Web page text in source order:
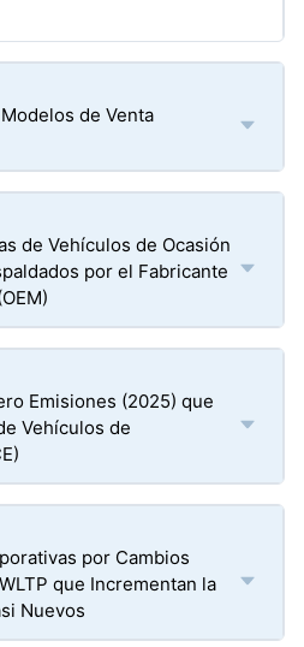
de Venta
de Vehículos de Ocasión
por el Fabricante
Emisiones (2025) que
Vehículos de
por Cambios
que Incrementan la
Nuevos